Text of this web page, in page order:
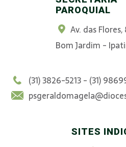
PAROQUIAL
Av. das Flores,
Bom Jardim -
(31) 3826-5213 - (31)
SITES